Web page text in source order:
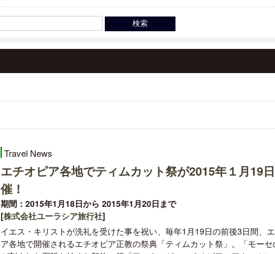
Travel News
エチオピア各地でティムカット祭が2015年１月19
催！
期間：2015年1月18日から 2015年1月20日まで
[株式会社ユーラシア旅行社]
イエス・キリストが洗礼を受けた事を祝い、毎年1月19日の前後3日間、
ア各地で開催されるエチオピア正教の祭典「ティムカット祭」。「モーセ